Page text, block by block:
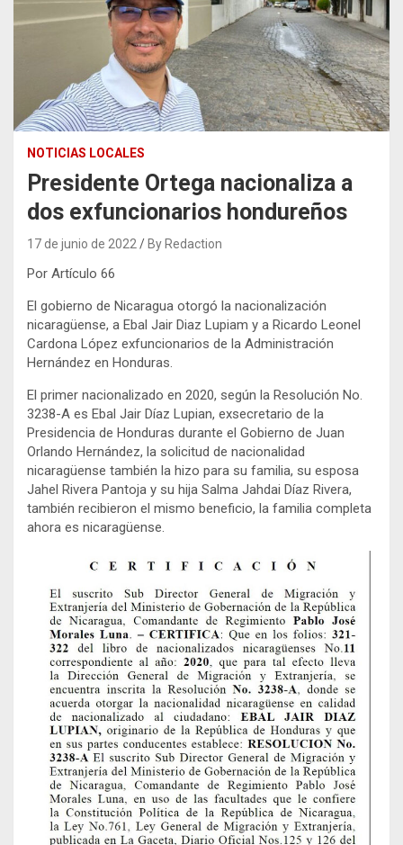
NOTICIAS LOCALES
Presidente Ortega nacionaliza a
dos exfuncionarios hondureños
17 de junio de 2022 By Redaction
Por Artículo 66
El gobierno de Nicaragua otorgó la nacionalización
nicaragüense, a Ebal Jair Diaz Lupiam y a Ricardo Leonel
Cardona López exfuncionarios de la Administración
Hernández en Honduras.
El primer nacionalizado en 2020, según la Resolución No.
3238-A es Ebal Jair Díaz Lupian, exsecretario de la
Presidencia de Honduras durante el Gobierno de Juan
Orlando Hernández, la solicitud de nacionalidad
nicaragüense también la hizo para su familia, su esposa
Jahel Rivera Pantoja y su hija Salma Jahdai Díaz Rivera,
también recibieron el mismo beneficio, la familia completa
ahora es nicaragüense.